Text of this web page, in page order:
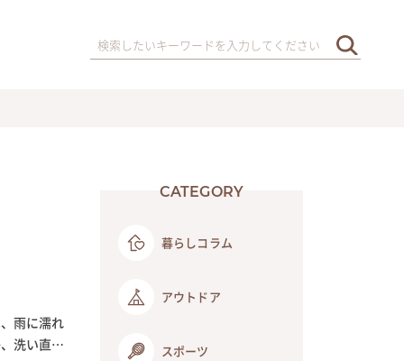
雨に濡れ
洗い直し
CATEGORY
暮らしコラム
アウトドア
スポーツ